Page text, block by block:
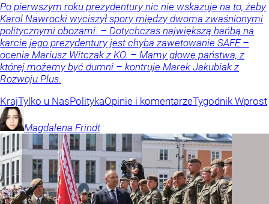
Po pierwszym roku prezydentury nic nie wskazuje na to, żeby
Karol Nawrocki wyciszył spory między dwoma zwaśnionymi
politycznymi obozami. – Dotychczas największą hańbą na
karcie jego prezydentury jest chyba zawetowanie SAFE –
ocenia Mariusz Witczak z KO. – Mamy głowę państwa, z
której możemy być dumni – kontruje Marek Jakubiak z
Rozwoju Plus.
KrajTylko u NasPolitykaOpinie i komentarzeTygodnik Wprost
Magdalena Frindt